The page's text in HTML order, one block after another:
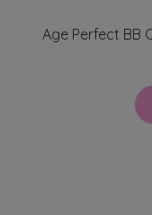
Age Perfect BB